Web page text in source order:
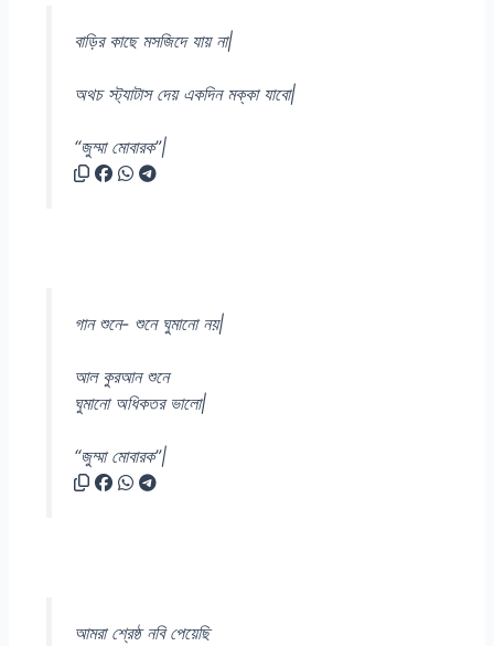
বাড়ির কাছে মসজিদে যায় না|
অথচ স্ট্যাটাস দেয় একদিন মক্কা যাবো|
“জুম্মা মোবারক”|
গান শুনে- শুনে ঘুমানো নয়|
আল কুরআন শুনে
ঘুমানো অধিকতর ভালো|
“জুম্মা মোবারক”|
আমরা শ্রেষ্ঠ নবি পেয়েছি